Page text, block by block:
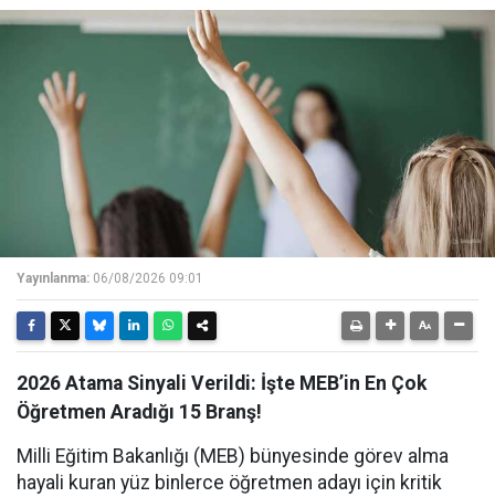
Yayınlanma: 06/08/2026 09:01
2026 Atama Sinyali Verildi: İşte MEB’in En Çok
Öğretmen Aradığı 15 Branş!
Milli Eğitim Bakanlığı (MEB) bünyesinde görev alma
hayali kuran yüz binlerce öğretmen adayı için kritik